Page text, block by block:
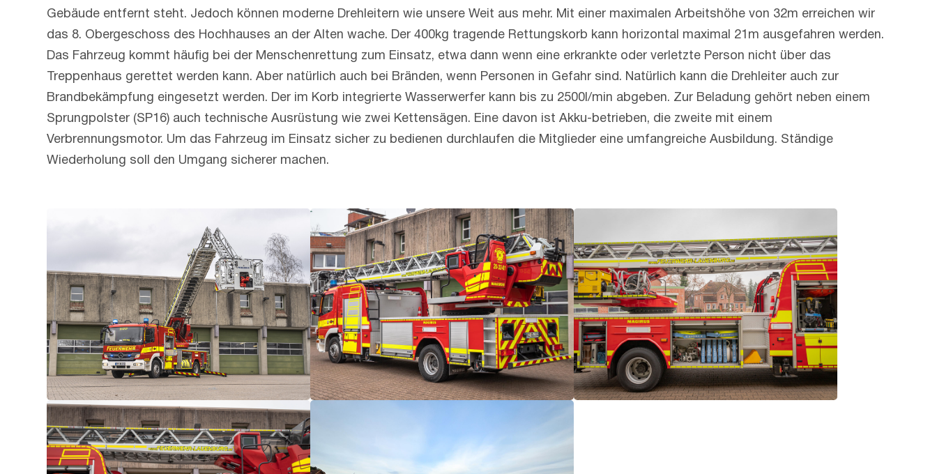
Gebäude entfernt steht. Jedoch können moderne Drehleitern wie unsere Weit aus mehr. Mit einer maximalen Arbeitshöhe von 32m erreichen wir
das 8. Obergeschoss des Hochhauses an der Alten wache. Der 400kg tragende Rettungskorb kann horizontal maximal 21m ausgefahren werden.
Das Fahrzeug kommt häufig bei der Menschenrettung zum Einsatz, etwa dann wenn eine erkrankte oder verletzte Person nicht über das
Treppenhaus gerettet werden kann. Aber natürlich auch bei Bränden, wenn Personen in Gefahr sind. Natürlich kann die Drehleiter auch zur
Brandbekämpfung eingesetzt werden. Der im Korb integrierte Wasserwerfer kann bis zu 2500l/min abgeben. Zur Beladung gehört neben einem
Sprungpolster (SP16) auch technische Ausrüstung wie zwei Kettensägen. Eine davon ist Akku-betrieben, die zweite mit einem
Verbrennungsmotor. Um das Fahrzeug im Einsatz sicher zu bedienen durchlaufen die Mitglieder eine umfangreiche Ausbildung. Ständige
Wiederholung soll den Umgang sicherer machen.